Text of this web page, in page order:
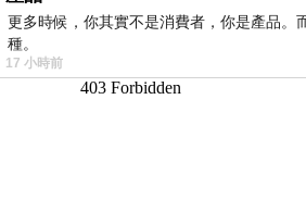
更多時候，你其實不是消費者，你是產品。
種。
17 小時前